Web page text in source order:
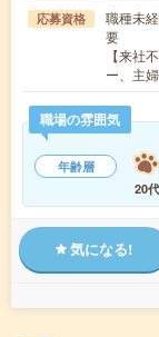
応募資格
職種未
要
【来社
ー、主
職場の雰囲気
年齢層
20代
気になる!